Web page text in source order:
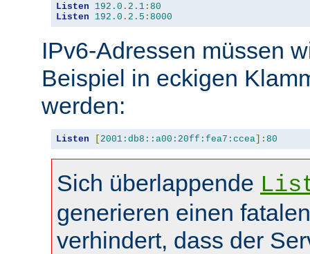
Listen 192.0 . 2.1 : 80
Listen
192.0 . 2.5 : 8000
IPv6-Adressen müssen
Beispiel in eckigen
werden:
Listen [ 2001:db8::a00:20ff:fea7:ccea]: 80
Sich überlappende
generieren einen
verhindert, dass der